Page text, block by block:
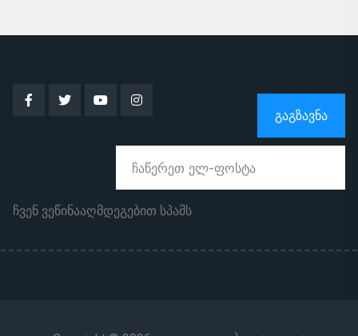
ᲒᲐᲒᲖᲐᲕᲜᲐ
ჩვენ ვეწინააღმდეგებით სპამს